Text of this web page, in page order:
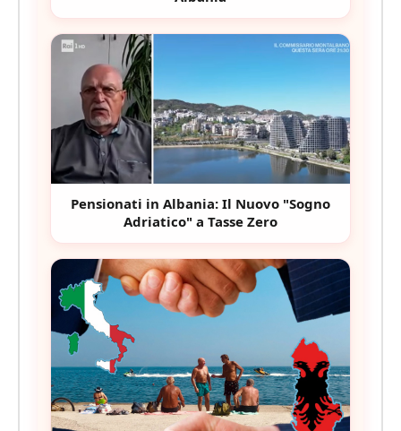
Pensionati in Albania: Il Nuovo "Sogno
Adriatico" a Tasse Zero